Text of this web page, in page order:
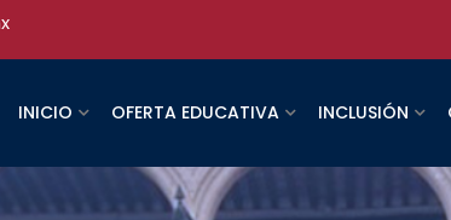
INICIO OFERTA EDUCATIVA INCLUSIÓN